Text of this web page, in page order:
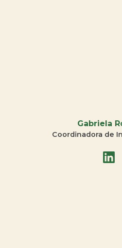
Gabriela
Coordinadora de